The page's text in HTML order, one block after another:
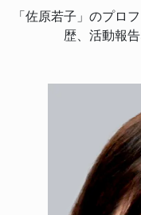
「佐原若子」のプロ
歴、活動報